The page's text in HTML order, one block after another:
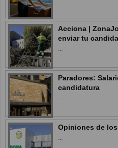
Acciona |
enviar tu
Paradores:
candidatura
Opiniones de